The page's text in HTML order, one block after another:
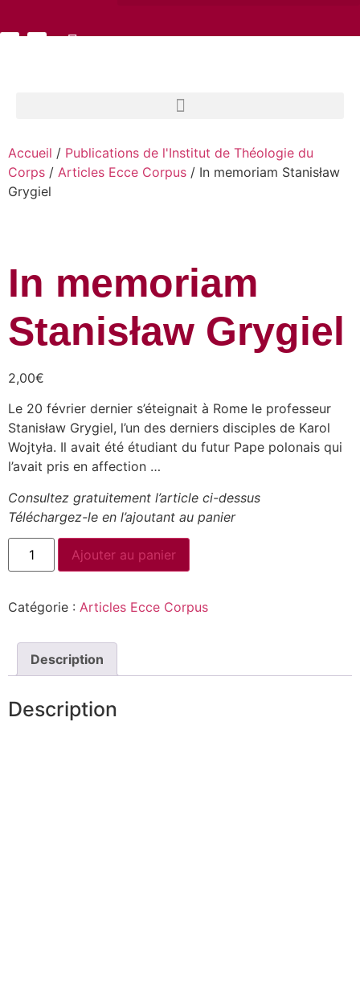
Accueil / Publications de l'Institut de Théologie du
Corps / Articles Ecce Corpus / In memoriam Stanisław
Grygiel
In memoriam
Stanisław Grygiel
2,00€
Le 20 février dernier s’éteignait à Rome le professeur
Stanisław Grygiel, l’un des derniers disciples de Karol
Wojtyła. Il avait été étudiant du futur Pape polonais qui
l’avait pris en affection …
Consultez gratuitement l’article ci-dessus
Téléchargez-le en l’ajoutant au panier
Ajouter au panier
Catégorie : Articles Ecce Corpus
Description
Description